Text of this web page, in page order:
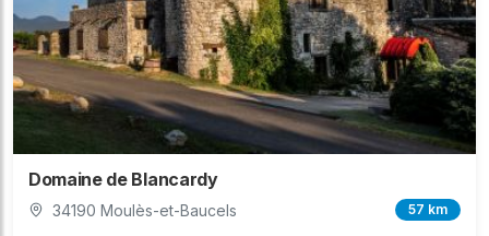
Domaine de Blancardy
34190 Moulès-et-Baucels 57 km